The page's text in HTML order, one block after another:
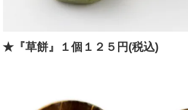
★『草餅』１個１２５円(税込)